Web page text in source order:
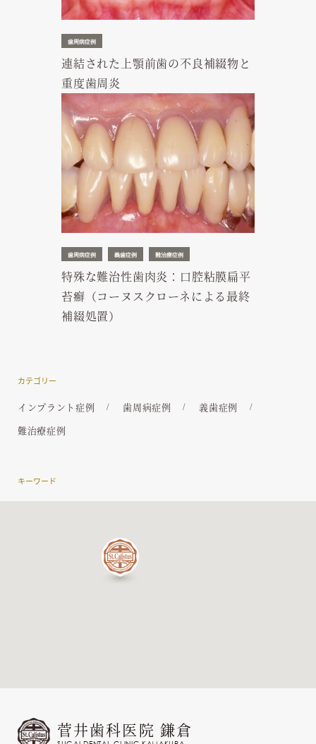
歯周病症例
連結された上顎前歯の不良補綴物と
重度歯周炎
歯周病症例 義歯症例 難治療症例
特殊な難治性歯肉炎：口腔粘膜扁平
苔癬（コーヌスクローネによる最終
補綴処置）
カテゴリー
インプラント症例 歯周病症例
義歯症例
難治療症例
キーワード
菅井歯科医院 鎌倉